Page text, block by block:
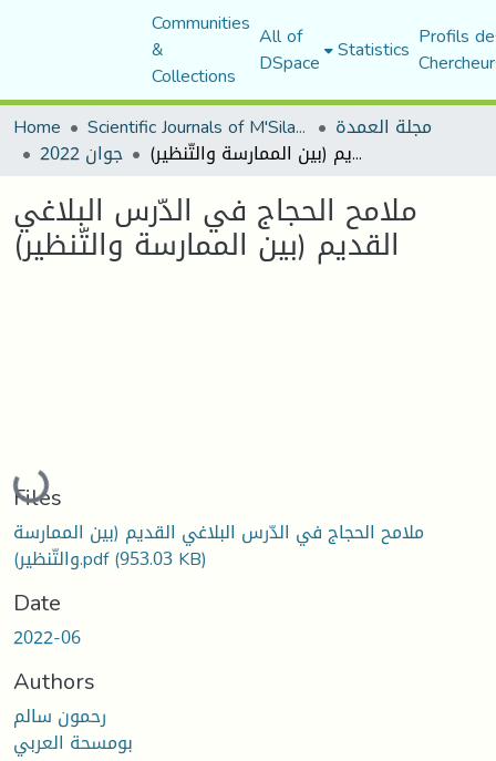
Communities
&
Collections
All of
DSpace Statistics Profils
Home
Scientific Journals of M'Sila University مجلة العمدة
جوان 2022 ملامح الحجاج في الدّرس البلاغي القديم (بين الممارسة والتّنظير)
ملامح الحجاج في الدّرس البلاغي
القديم (بين الممارسة والتّنظير)
Loading...
Files
ملامح الحجاج في الدّرس البلاغي القديم (بين الممارسة
والتّنظير).pdf(953.03 KB)
Date
2022-06
Authors
رحمون سالم
بومسحة العربي